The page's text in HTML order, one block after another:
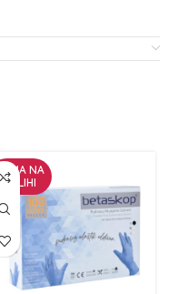
NEMA NA
ZALIHI